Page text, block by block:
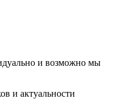
и возможно мы
и актуальности